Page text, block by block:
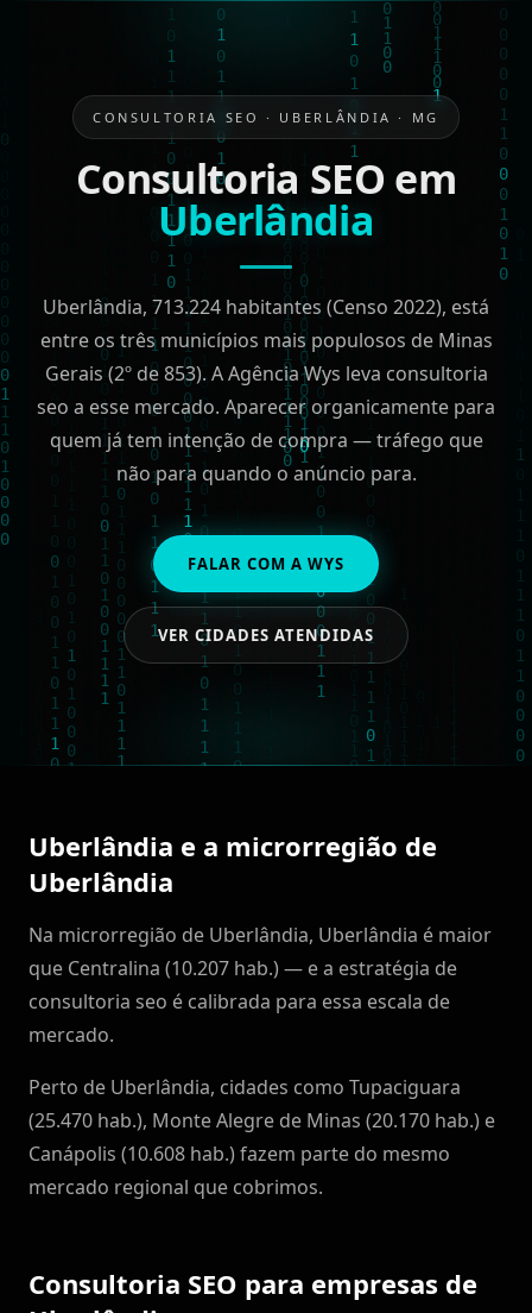
CONSULTORIA SEO · UBERLÂNDIA · MG
Consultoria SEO em
Uberlândia
Uberlândia, 713.224 habitantes (Censo 2022), está
entre os três municípios mais populosos de Minas
Gerais (2º de 853). A Agência Wys leva consultoria
seo a esse mercado. Aparecer organicamente para
quem já tem intenção de compra — tráfego que
não para quando o anúncio para.
FALAR COM A WYS
VER CIDADES ATENDIDAS
Uberlândia e a microrregião de
Uberlândia
Na microrregião de Uberlândia, Uberlândia é maior
que Centralina (10.207 hab.) — e a estratégia de
consultoria seo é calibrada para essa escala de
mercado.
Perto de Uberlândia, cidades como Tupaciguara
(25.470 hab.), Monte Alegre de Minas (20.170 hab.) e
Canápolis (10.608 hab.) fazem parte do mesmo
mercado regional que cobrimos.
Consultoria SEO para empresas de